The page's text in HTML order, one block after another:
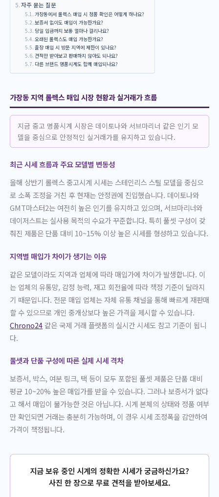
자주 묻는 질문
가장동에서 롤렉스 매입 시 정품 확인은 어떻게 하나요?
보증서 없이도 매입이 가능한가요?
당일 입금까지 보통 얼마나 걸리나요?
오래된 롤렉스도 매입 가능한가요?
출장 매입 시 방문 지역에 제한이 있나요?
견적만 받아보고 판매하지 않아도 되나요?
다른 브랜드 명품시계도 함께 매입되나요?
가장동 지역 롤렉스 매입 시장 현황과 실거래가 흐름
지금 중고 명품시계 시장은 데이토나와 서브마리너 같은 인기 모
델을 중심으로 안정적인 실거래가를 유지하고 있습니다.
최근 시세 흐름과 주요 모델별 변동성
올해 상반기 롤렉스 중고시계 시세는 스테인리스 스틸 모델을 중심으
로 소폭 조정을 거친 후 현재는 안정권에 진입했습니다. 데이토나와
GMT마스터2는 여전히 높은 인기를 유지하고 있으며, 서브마리너와
데이저스트는 실사용 목적의 수요가 꾸준합니다. 특히 풀셋 구성이 갖
춰진 제품은 단품 대비 10~15% 이상 높은 시세를 형성하고 있습니다.
지역별 매입가 차이가 생기는 이유
같은 모델이라도 지역과 업체에 따라 매입가에 차이가 발생합니다. 이
는 업체의 유통망, 감정 능력, 재고 회전율에 따라 책정 기준이 달라지
기 때문입니다. 전문 매입 업체는 자체 유통 채널을 통해 빠르게 재판매
할 수 있으므로 개인 중개상보다 높은 가격을 제시할 수 있습니다.
Chrono24 같은 국제 거래 플랫폼의 실시간 시세도 참고 기준이 됩니
다.
풀셋과 단품 구성에 따른 실제 시세 격차
보증서, 박스, 여분 링크, 택 등이 모두 포함된 풀셋 제품은 단품 대비
평균 10~20% 높은 매입가를 받을 수 있습니다. 그러나 보증서가 없다
고 해서 매입이 불가능한 것은 아닙니다. 시계 본체의 상태와 정품 여부
만 확인되면 거래는 충분히 가능하며, 이 경우 시세 조정폭을 감안하여
가격이 책정됩니다.
지금 보유 중인 시계의 정확한 시세가 궁금하신가요?
사진 한 장으로 무료 견적을 받아보세요.